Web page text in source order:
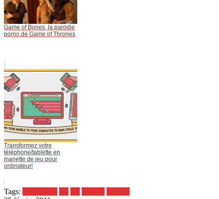
Game of Bones, la parodie
porno de Game of Thrones
Transformez votre
téléphone/tablette en
manette de jeu pour
ordinateur!
Tags: